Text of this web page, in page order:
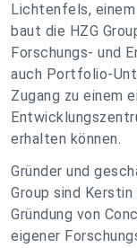
Lichtenfels,
baut die HZG
Forschungs- und
auch Portfolio-
Zugang zu einem
erhalten können.
Gründer und
Group sind
Gründung von
eigener